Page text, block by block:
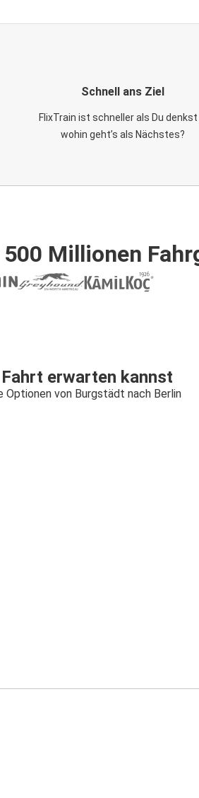
Schnell ans Ziel
FlixTrain ist schneller als Du denkst
wohin geht’s als Nächstes?
Millionen
erwarten kannst
Optionen von Burgstädt nach Berlin